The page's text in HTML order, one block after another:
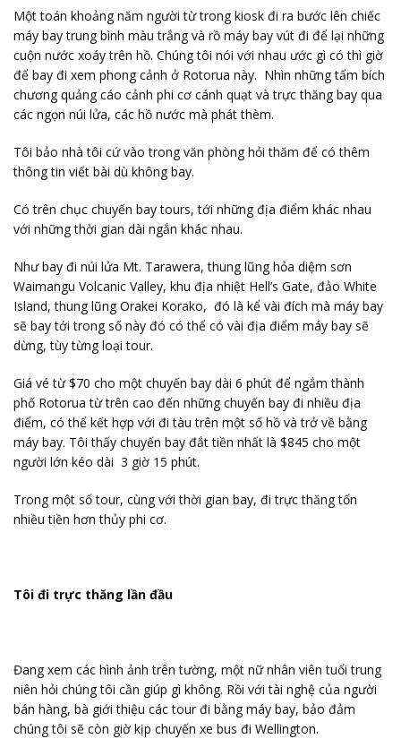
Một toán khoảng năm người từ trong kiosk đi ra bước lên chiếc
máy bay trung bình màu trắng và rồ máy bay vút đi để lại những
cuộn nước xoáy trên hồ. Chúng tôi nói với nhau ước gì có thì giờ
để bay đi xem phong cảnh ở Rotorua này. Nhìn những tấm bích
chương quảng cáo cảnh phi cơ cánh quạt và trực thăng bay qua
các ngọn núi lửa, các hồ nước mà phát thèm.
Tôi bảo nhà tôi cứ vào trong văn phòng hỏi thăm để có thêm
thông tin viết bài dù không bay.
Có trên chục chuyến bay tours, tới những địa điểm khác nhau
với những thời gian dài ngắn khác nhau.
Như bay đi núi lửa Mt. Tarawera, thung lũng hỏa diệm sơn
Waimangu Volcanic Valley, khu địa nhiệt Hell’s Gate, đảo White
Island, thung lũng Orakei Korako, đó là kể vài đích mà máy bay
sẽ bay tới trong số này đó có thể có vài địa điểm máy bay sẽ
dừng, tùy từng loại tour.
Giá vé từ $70 cho một chuyến bay dài 6 phút để ngắm thành
phố Rotorua từ trên cao đến những chuyến bay đi nhiều địa
điểm, có thể kết hợp với đi tàu trên một số hồ và trở về bằng
máy bay. Tôi thấy chuyến bay đắt tiền nhất là $845 cho một
người lớn kéo dài 3 giờ 15 phút.
Trong một số tour, cùng với thời gian bay, đi trực thăng tốn
nhiều tiền hơn thủy phi cơ.
Tôi đi trực thăng lần đầu
Đang xem các hình ảnh trên tường, một nữ nhân viên tuổi trung
niên hỏi chúng tôi cần giúp gì không. Rồi với tài nghệ của người
bán hàng, bà giới thiệu các tour đi bằng máy bay, bảo đảm
chúng tôi sẽ còn giờ kịp chuyến xe bus đi Wellington.